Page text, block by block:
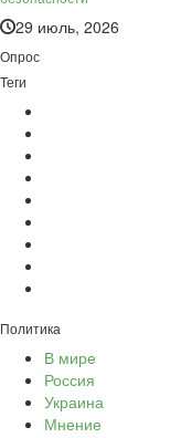
29 июль, 2026
Опрос
Теги
Политика
В мире
Россия
Украина
Мнение